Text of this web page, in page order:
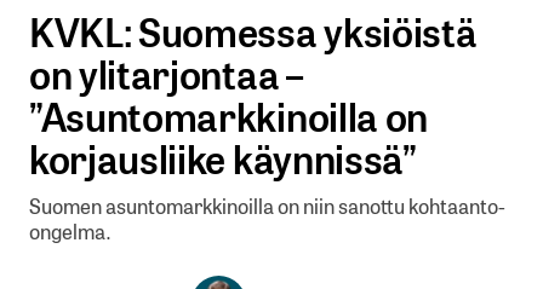
KVKL: Suomessa yksiöistä
on ylitarjontaa –
”Asuntomarkkinoilla on
korjausliike käynnissä”
Suomen asuntomarkkinoilla on niin sanottu kohtaanto-
ongelma.